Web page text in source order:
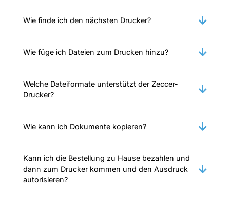
Wie finde ich den nächsten Drucker?
Wie füge ich Dateien zum Drucken hinzu?
Welche Dateiformate unterstützt der Zeccer-
Drucker?
Wie kann ich Dokumente kopieren?
Kann ich die Bestellung zu Hause bezahlen und
dann zum Drucker kommen und den Ausdruck
autorisieren?